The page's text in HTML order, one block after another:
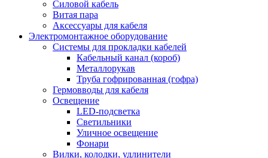
Силовой кабель
Витая пара
Аксессуары для кабеля
Электромонтажное оборудование
Системы для прокладки кабелей
Кабельный канал (короб)
Металлорукав
Труба гофрированная (гофра)
Гермовводы для кабеля
Освещение
LED-подсветка
Светильники
Уличное освещение
Фонари
Вилки, колодки, удлинители